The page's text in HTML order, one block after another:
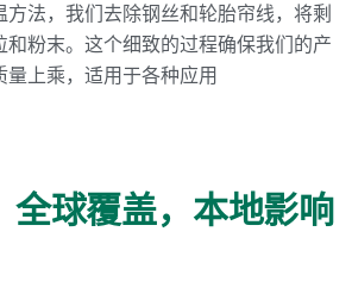
法，我们去除钢丝和轮胎帘线，将剩
和粉末。这个细致的过程确保我们的产
上乘，适用于各种应用
全球覆盖，本地影响